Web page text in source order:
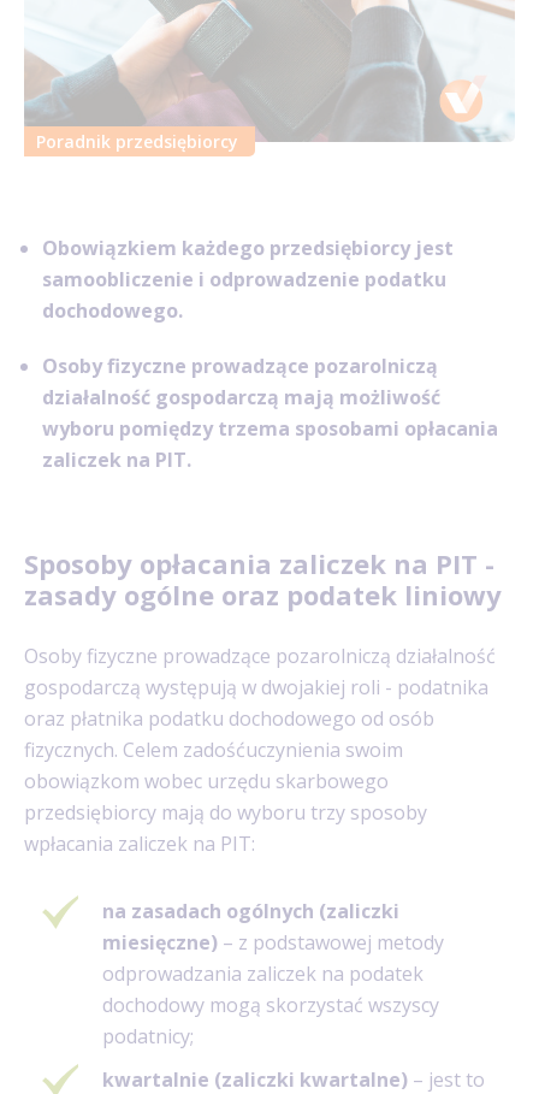
Poradnik przedsiębiorcy
Obowiązkiem każdego przedsiębiorcy jest
samoobliczenie i odprowadzenie podatku
dochodowego.
Osoby fizyczne prowadzące pozarolniczą
działalność gospodarczą mają możliwość
wyboru pomiędzy trzema sposobami opłacania
zaliczek na PIT.
Sposoby opłacania zaliczek na PIT -
zasady ogólne oraz podatek liniowy
Osoby fizyczne prowadzące pozarolniczą działalność
gospodarczą występują w dwojakiej roli - podatnika
oraz płatnika podatku dochodowego od osób
fizycznych. Celem zadośćuczynienia swoim
obowiązkom wobec urzędu skarbowego
przedsiębiorcy mają do wyboru trzy sposoby
wpłacania zaliczek na PIT:
na zasadach ogólnych (zaliczki
miesięczne) – z podstawowej metody
odprowadzania zaliczek na podatek
dochodowy mogą skorzystać wszyscy
podatnicy;
kwartalnie (zaliczki kwartalne) – jest to